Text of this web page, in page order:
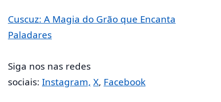
Cuscuz: A Magia do Grão que Encanta
Paladares
Siga nos nas redes
sociais: Instagram, X, Facebook